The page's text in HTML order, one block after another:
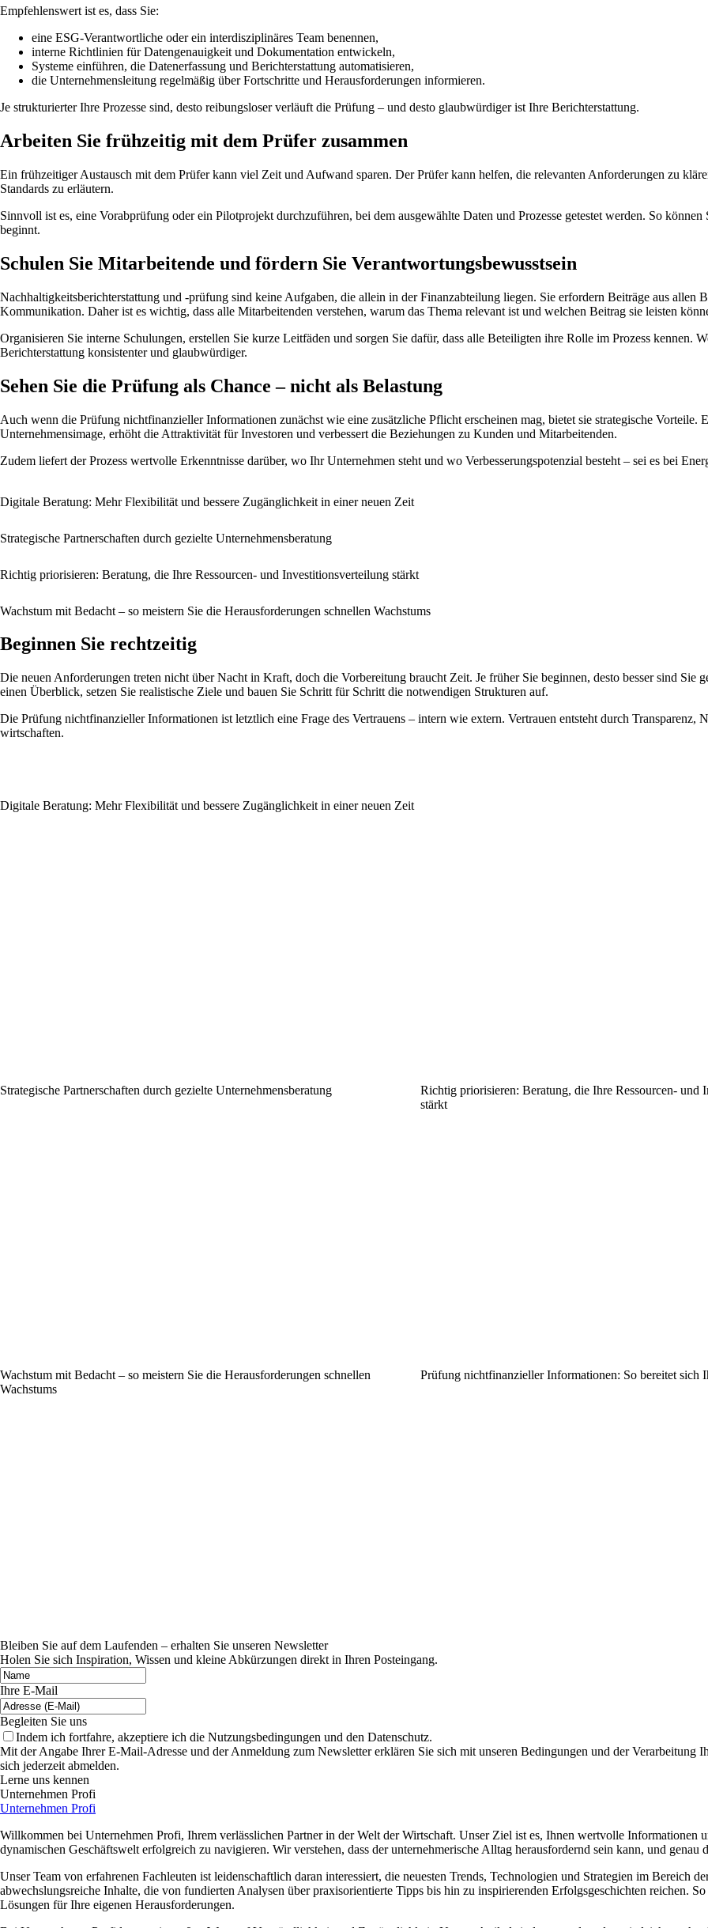
Empfehlenswert ist es, dass Sie:
eine ESG-Verantwortliche oder ein interdisziplinäres Team benennen,
interne Richtlinien für Datengenauigkeit und Dokumentation entwickeln,
Systeme einführen, die Datenerfassung und Berichterstattung automatisieren,
die Unternehmensleitung regelmäßig über Fortschritte und Herausforderungen informieren.
Je strukturierter Ihre Prozesse sind, desto reibungsloser verläuft die Prüfung – und desto glaubwürdiger ist Ihre Berichterstattung.
Arbeiten Sie frühzeitig mit dem Prüfer zusammen
Ein frühzeitiger Austausch mit dem Prüfer kann viel Zeit und Aufwand sparen. Der Prüfer kann helfen, die relevanten Anforderungen zu
Standards zu erläutern.
Sinnvoll ist es, eine Vorabprüfung oder ein Pilotprojekt durchzuführen, bei dem ausgewählte Daten und Prozesse getestet werden. So
beginnt.
Schulen Sie Mitarbeitende und fördern Sie Verantwortungsbewusstsein
Nachhaltigkeitsberichterstattung und -prüfung sind keine Aufgaben, die allein in der Finanzabteilung liegen. Sie erfordern Beiträge aus allen
Kommunikation. Daher ist es wichtig, dass alle Mitarbeitenden verstehen, warum das Thema relevant ist und welchen Beitrag sie leisten
Organisieren Sie interne Schulungen, erstellen Sie kurze Leitfäden und sorgen Sie dafür, dass alle Beteiligten ihre Rolle im Prozess
Berichterstattung konsistenter und glaubwürdiger.
Sehen Sie die Prüfung als Chance – nicht als Belastung
Auch wenn die Prüfung nichtfinanzieller Informationen zunächst wie eine zusätzliche Pflicht erscheinen mag, bietet sie strategische Vorteile.
Unternehmensimage, erhöht die Attraktivität für Investoren und verbessert die Beziehungen zu Kunden und Mitarbeitenden.
Zudem liefert der Prozess wertvolle Erkenntnisse darüber, wo Ihr Unternehmen steht und wo Verbesserungspotenzial besteht – sei es bei
Digitale Beratung: Mehr Flexibilität und bessere Zugänglichkeit in einer neuen Zeit
Strategische Partnerschaften durch gezielte Unternehmensberatung
Richtig priorisieren: Beratung, die Ihre Ressourcen- und Investitionsverteilung stärkt
Wachstum mit Bedacht – so meistern Sie die Herausforderungen schnellen Wachstums
Beginnen Sie rechtzeitig
Die neuen Anforderungen treten nicht über Nacht in Kraft, doch die Vorbereitung braucht Zeit. Je früher Sie beginnen, desto besser sind
einen Überblick, setzen Sie realistische Ziele und bauen Sie Schritt für Schritt die notwendigen Strukturen auf.
Die Prüfung nichtfinanzieller Informationen ist letztlich eine Frage des Vertrauens – intern wie extern. Vertrauen entsteht durch
wirtschaften.
Digitale Beratung: Mehr Flexibilität und bessere Zugänglichkeit in einer neuen Zeit
Strategische Partnerschaften durch gezielte Unternehmensberatung
Richtig priorisieren: Beratung, die Ihre Ressourcen- und
stärkt
Wachstum mit Bedacht – so meistern Sie die Herausforderungen schnellen
Wachstums
Prüfung nichtfinanzieller Informationen: So bereitet sich
Bleiben Sie auf dem Laufenden – erhalten Sie unseren Newsletter
Holen Sie sich Inspiration, Wissen und kleine Abkürzungen direkt in Ihren Posteingang.
Ihre E-Mail
Begleiten Sie uns
Indem ich fortfahre, akzeptiere ich die Nutzungsbedingungen und den Datenschutz.
Mit der Angabe Ihrer E-Mail-Adresse und der Anmeldung zum Newsletter erklären Sie sich mit unseren Bedingungen und der Verarbeitung
sich jederzeit abmelden.
Lerne uns kennen
Unternehmen Profi
Unternehmen Profi
Willkommen bei Unternehmen Profi, Ihrem verlässlichen Partner in der Welt der Wirtschaft. Unser Ziel ist es, Ihnen wertvolle Informationen
dynamischen Geschäftswelt erfolgreich zu navigieren. Wir verstehen, dass der unternehmerische Alltag herausfordernd sein kann, und
Unser Team von erfahrenen Fachleuten ist leidenschaftlich daran interessiert, die neuesten Trends, Technologien und Strategien im Bereich
abwechslungsreiche Inhalte, die von fundierten Analysen über praxisorientierte Tipps bis hin zu inspirierenden Erfolgsgeschichten reichen.
Lösungen für Ihre eigenen Herausforderungen.